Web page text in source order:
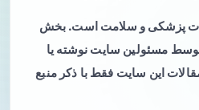
پزشکی و سلامت است. بخش
مسئولین سایت نوشته یا
این سایت فقط با ذکر منبع